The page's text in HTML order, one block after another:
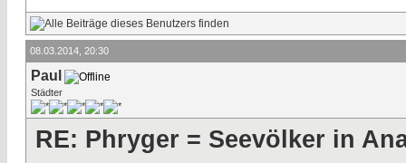
08.03.2014, 20:30
Paul
Städter
RE: Phryger = Seevölker in